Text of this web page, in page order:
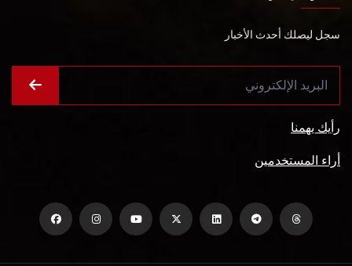
سجل ليصلك أحدث الأخبار
رأيك يهمنا
أراء المستخدمين